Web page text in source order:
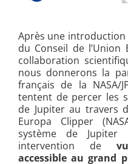
Après une introduction
du Conseil de
collaboration
nous donnerons la
français de la NASA/
tentent de percer les
de Jupiter au travers
Europa Clipper
système de
intervention de
accessible au grand